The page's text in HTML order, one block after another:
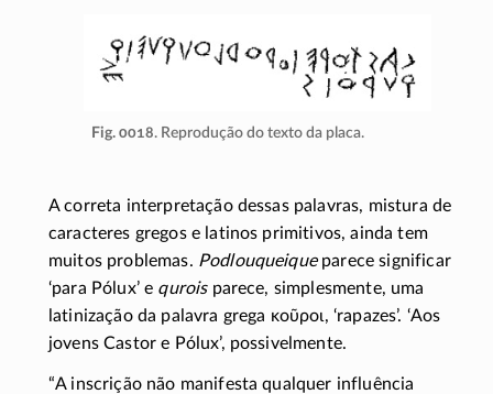
Fig. 0018. Reprodução do texto da placa.
A correta interpretação dessas palavras, mistura de
caracteres gregos e latinos primitivos, ainda tem
muitos problemas. Podlouqueiqueparece significar
‘para Pólux’ e quroisparece, simplesmente, uma
latinização da palavra grega κοῦροι, ‘rapazes’. ‘Aos
jovens Castor e Pólux’, possivelmente.
“A inscrição não manifesta qualquer influência